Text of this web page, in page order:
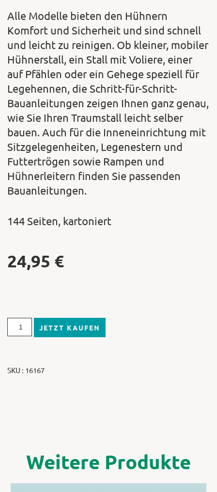
Alle Modelle bieten den Hühnern
Komfort und Sicherheit und sind schnell
und leicht zu reinigen. Ob kleiner, mobiler
Hühnerstall, ein Stall mit Voliere, einer
auf Pfählen oder ein Gehege speziell für
Legehennen, die Schritt-für-Schritt-
Bauanleitungen zeigen Ihnen ganz genau,
wie Sie Ihren Traumstall leicht selber
bauen. Auch für die Inneneinrichtung mit
Sitzgelegenheiten, Legenestern und
Futtertrögen sowie Rampen und
Hühnerleitern finden Sie passenden
Bauanleitungen.
144 Seiten, kartoniert
24,95 €
JETZT KAUFEN
SKU : 16167
Weitere Produkte